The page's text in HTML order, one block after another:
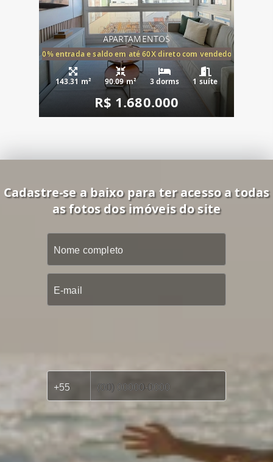
APARTAMENTOS
20% entrada e saldo em até 60X direto com vendedor
143.31 m² 90.09 m² 3 dorms 1 suíte
R$ 1.680.000
Cadastre-se a baixo para ter acesso a todas
as fotos dos imóveis do site